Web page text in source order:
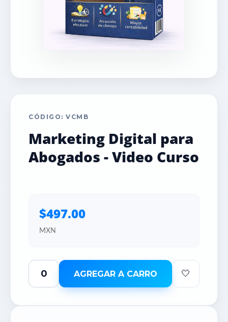
CÓDIGO: VCMB
Marketing Digital para
Abogados - Video Curso
$497.00
MXN
AGREGAR A CARRO 🤍